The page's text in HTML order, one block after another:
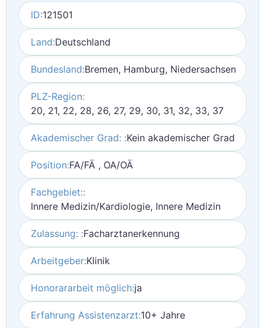
ID:121501
Land:Deutschland
Bundesland:Bremen, Hamburg, Niedersachsen
PLZ-Region:
20, 21, 22, 28, 26, 27, 29, 30, 31, 32, 33, 37
Akademischer Grad: :Kein akademischer Grad
Position:FA/FÄ , OA/OÄ
Fachgebiet::
Innere Medizin/Kardiologie, Innere Medizin
Zulassung: :Facharztanerkennung
Arbeitgeber:Klinik
Honorararbeit möglich:ja
Erfahrung Assistenzarzt:10+ Jahre